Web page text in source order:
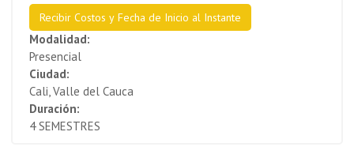
Recibir Costos y Fecha de Inicio al Instante
Modalidad:
Presencial
Ciudad:
Cali, Valle del Cauca
Duración:
4 SEMESTRES